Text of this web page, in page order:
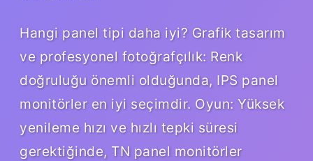
Hangi panel tipi daha iyi? Grafik tasarım
ve profesyonel fotoğrafçılık: Renk
doğruluğu önemli olduğunda, IPS panel
monitörler en iyi seçimdir. Oyun: Yüksek
yenileme hızı ve hızlı tepki süresi
gerektiğinde, TN panel monitörler